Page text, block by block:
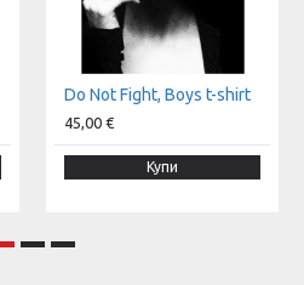
Do Not Fight, Boys t-shirt
45,00 €
Купи